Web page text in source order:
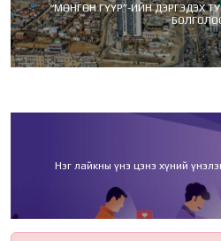
“МӨНГӨН ГҮҮР”-ИЙН ДЭРГЭДЭХ
Нэг лайкны үнэ цэнэ хүний